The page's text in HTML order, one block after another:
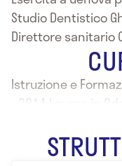
Studio Dentistico
Direttore sanitario
Istruzione e
- 2014 Laurea in
- 2010 Laurea in